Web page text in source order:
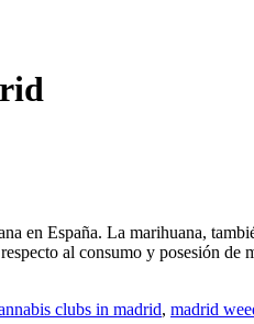
en España. La marihuana,
al consumo y posesión de
clubs in madrid, madrid